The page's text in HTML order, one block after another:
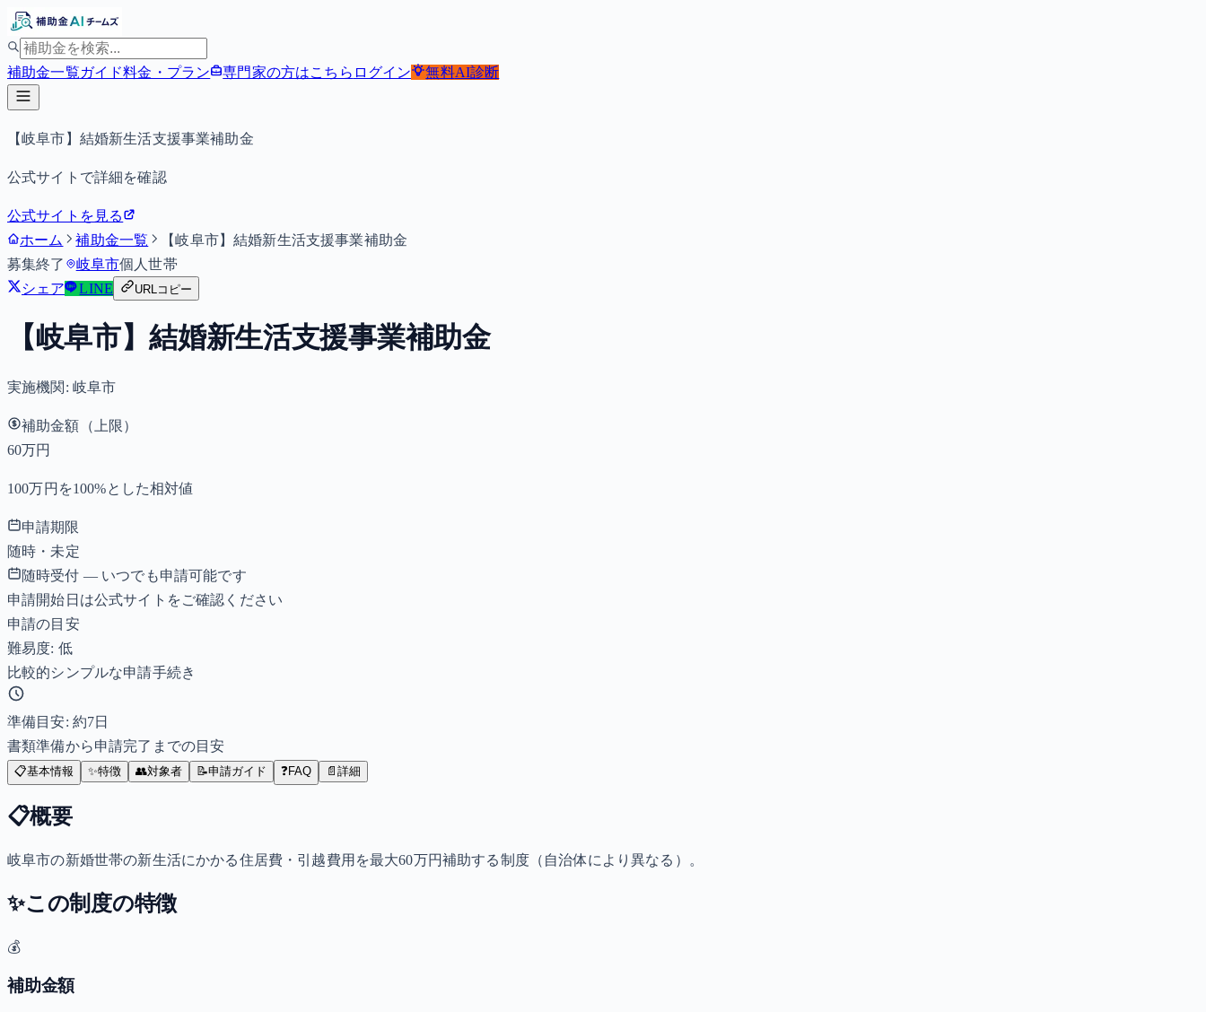
補助金一覧ガイド料金・プラン 専門家の方はこちら ログイン 無料AI診断
【岐阜市】結婚新生活支援事業補助金
公式サイトで詳細を確認
公式サイトを見る
ホーム
補助金一覧
【岐阜市】結婚新生活支援事業補助金
募集終了
岐阜市個人世帯
シェア
LINE URLコピー
【岐阜市】結婚新生活支援事業補助金
実施機関: 岐阜市
補助金額（上限）
60万円
100万円を100%とした相対値
申請期限
随時・未定
随時受付 — いつでも申請可能です
申請開始日は公式サイトをご確認ください
申請の目安
難易度: 低
比較的シンプルな申請手続き
準備目安: 約7日
書類準備から申請完了までの目安
📋基本情報 ✨特徴 👥対象者 📝申請ガイド ❓FAQ 📄 詳細
📋概要
岐阜市の新婚世帯の新生活にかかる住居費・引越費用を最大60万円補助する制度（自治体により異なる）。
✨この制度の特徴
💰
補助金額